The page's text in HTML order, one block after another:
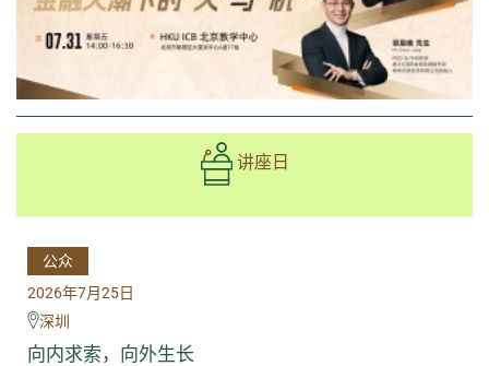
讲座日
公众
2026年7月25日
深圳
向内求索，向外生长